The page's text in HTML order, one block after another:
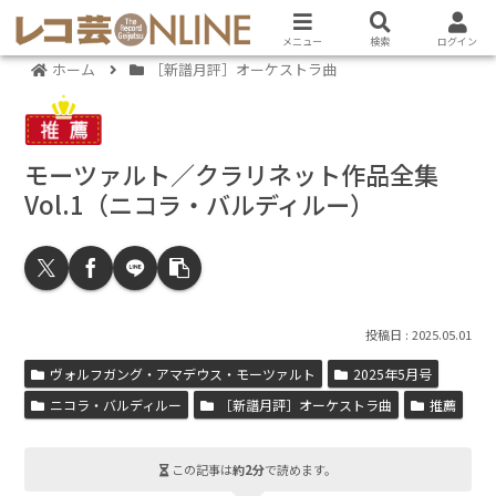
ホーム ［新譜月評］オーケストラ曲
モーツァルト／クラリネット作品全集
Vol.1（ニコラ・バルディルー）
2025.05.01
ヴォルフガング・アマデウス・モーツァルト
2025年5月号
ニコラ・バルディルー
［新譜月評］オーケストラ曲 推薦
この記事は約2分で読めます。
メニュー 検索 ログイン